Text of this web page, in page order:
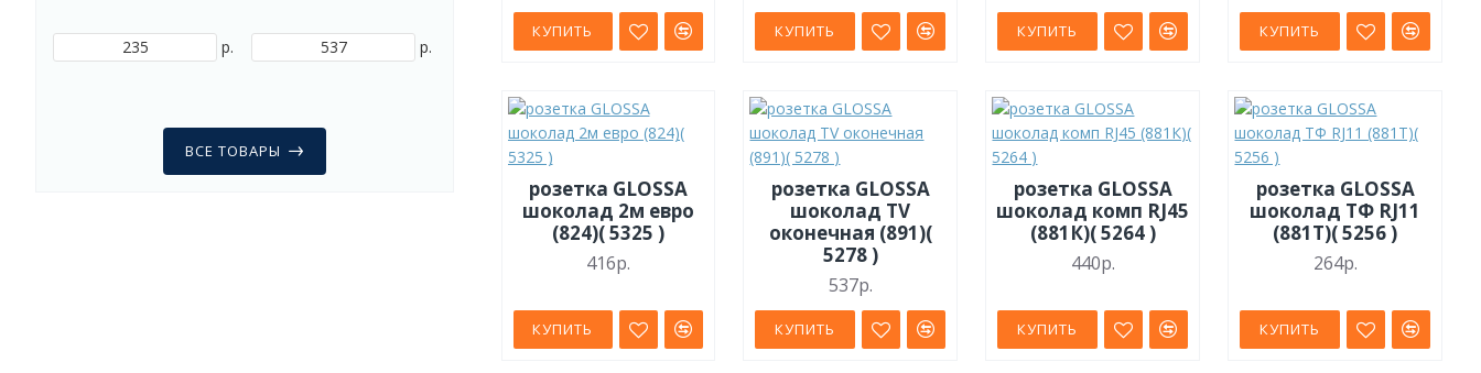
р. р.
ВСЕ ТОВАРЫ
КУПИТЬ КУПИТЬ КУПИТЬ КУПИТЬ
розетка GLOSSA
шоколад 2м евро
(824)( 5325 )
416р.
КУПИТЬ
розетка GLOSSA
шоколад TV
оконечная (891)(
5278 )
537р.
КУПИТЬ
розетка GLOSSA
шоколад комп RJ45
(881К)( 5264 )
440р.
КУПИТЬ
розетка GLOSSA
шоколад ТФ RJ11
(881Т)( 5256 )
264р.
КУПИТЬ